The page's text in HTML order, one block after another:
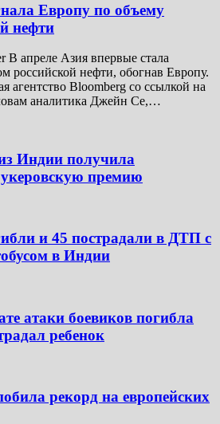
Европу по объему
нефти
В апреле Азия впервые стала
российской нефти, обогнав Европу.
агентство Bloomberg со ссылкой на
аналитика Джейн Се,…
Индии получила
премию
и 45 пострадали в ДТП с
в Индии
атаки боевиков погибла
ребенок
рекорд на европейских